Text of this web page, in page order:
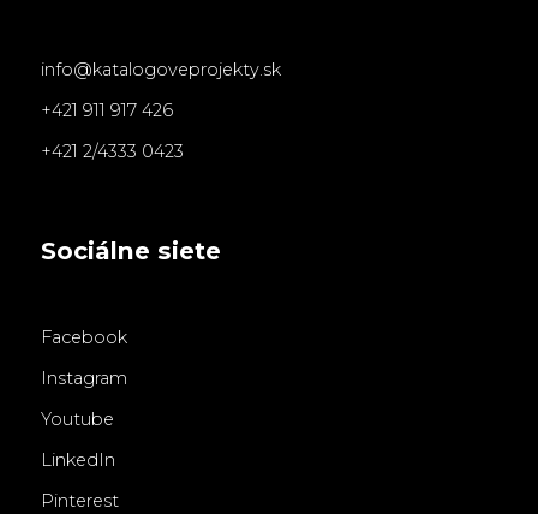
info@katalogoveprojekty.sk
+421 911 917 426
+421 2/4333 0423
Sociálne siete
Facebook
Instagram
Youtube
LinkedIn
Pinterest